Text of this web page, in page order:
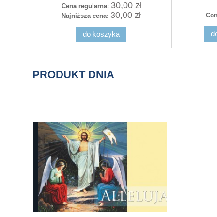
Cena regularna:30,00 zł
Najniższa cena: 30,00 zł
do koszyka
PRODUKT DNIA